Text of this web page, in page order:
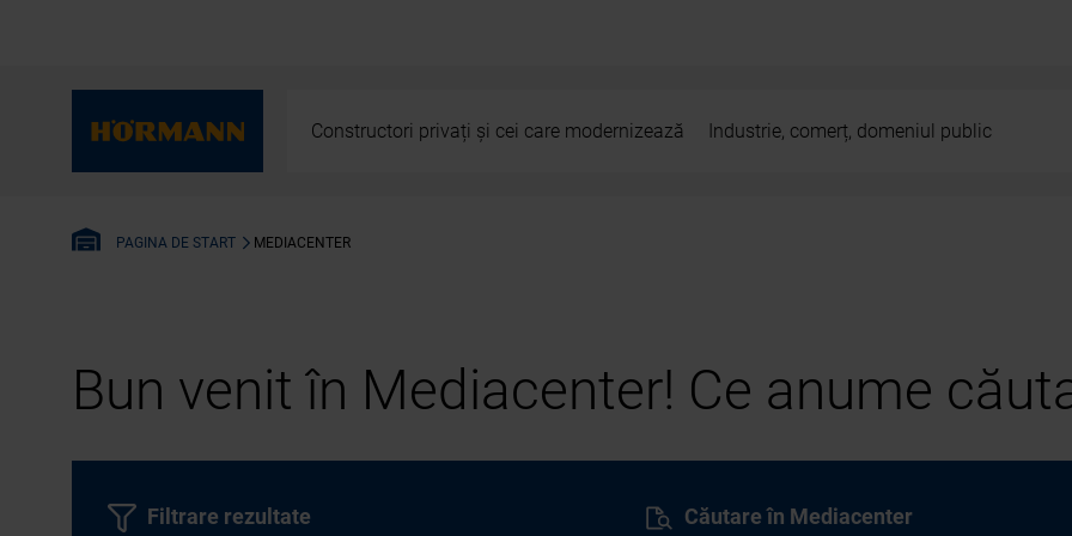
Constructori privați și cei care modernizează Industrie, comerț, domeniul public
PAGINA DE START MEDIACENTER
Bun venit în Mediacenter! Ce anume
Căutare în Mediacenter
Filtrare rezultate